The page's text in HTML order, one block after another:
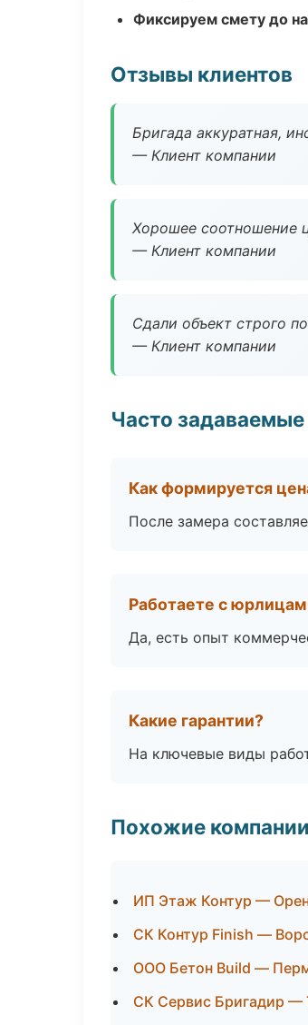
Фиксируем смету до
Отзывы клиентов
Бригада аккуратная,
— Клиент компании
Хорошее соотношение
— Клиент компании
Сдали объект строго
— Клиент компании
Часто
Как формируется
После замера
Работаете с
Да, есть опыт
Какие гарантии?
На ключевые виды
Похожие
ИП Этаж Контур —
СК Контур Finish —
ООО Бетон Build —
СК Сервис Бригадир —